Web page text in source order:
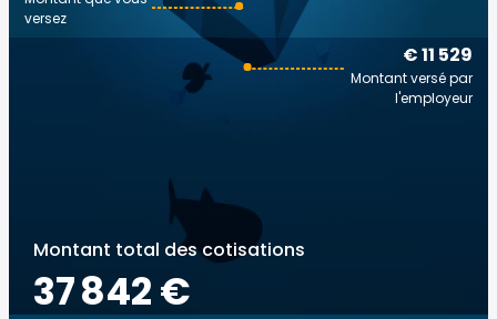
€ 11 529
Montant versé par
l'employeur
versez
Montant total des cotisations
37 842 €